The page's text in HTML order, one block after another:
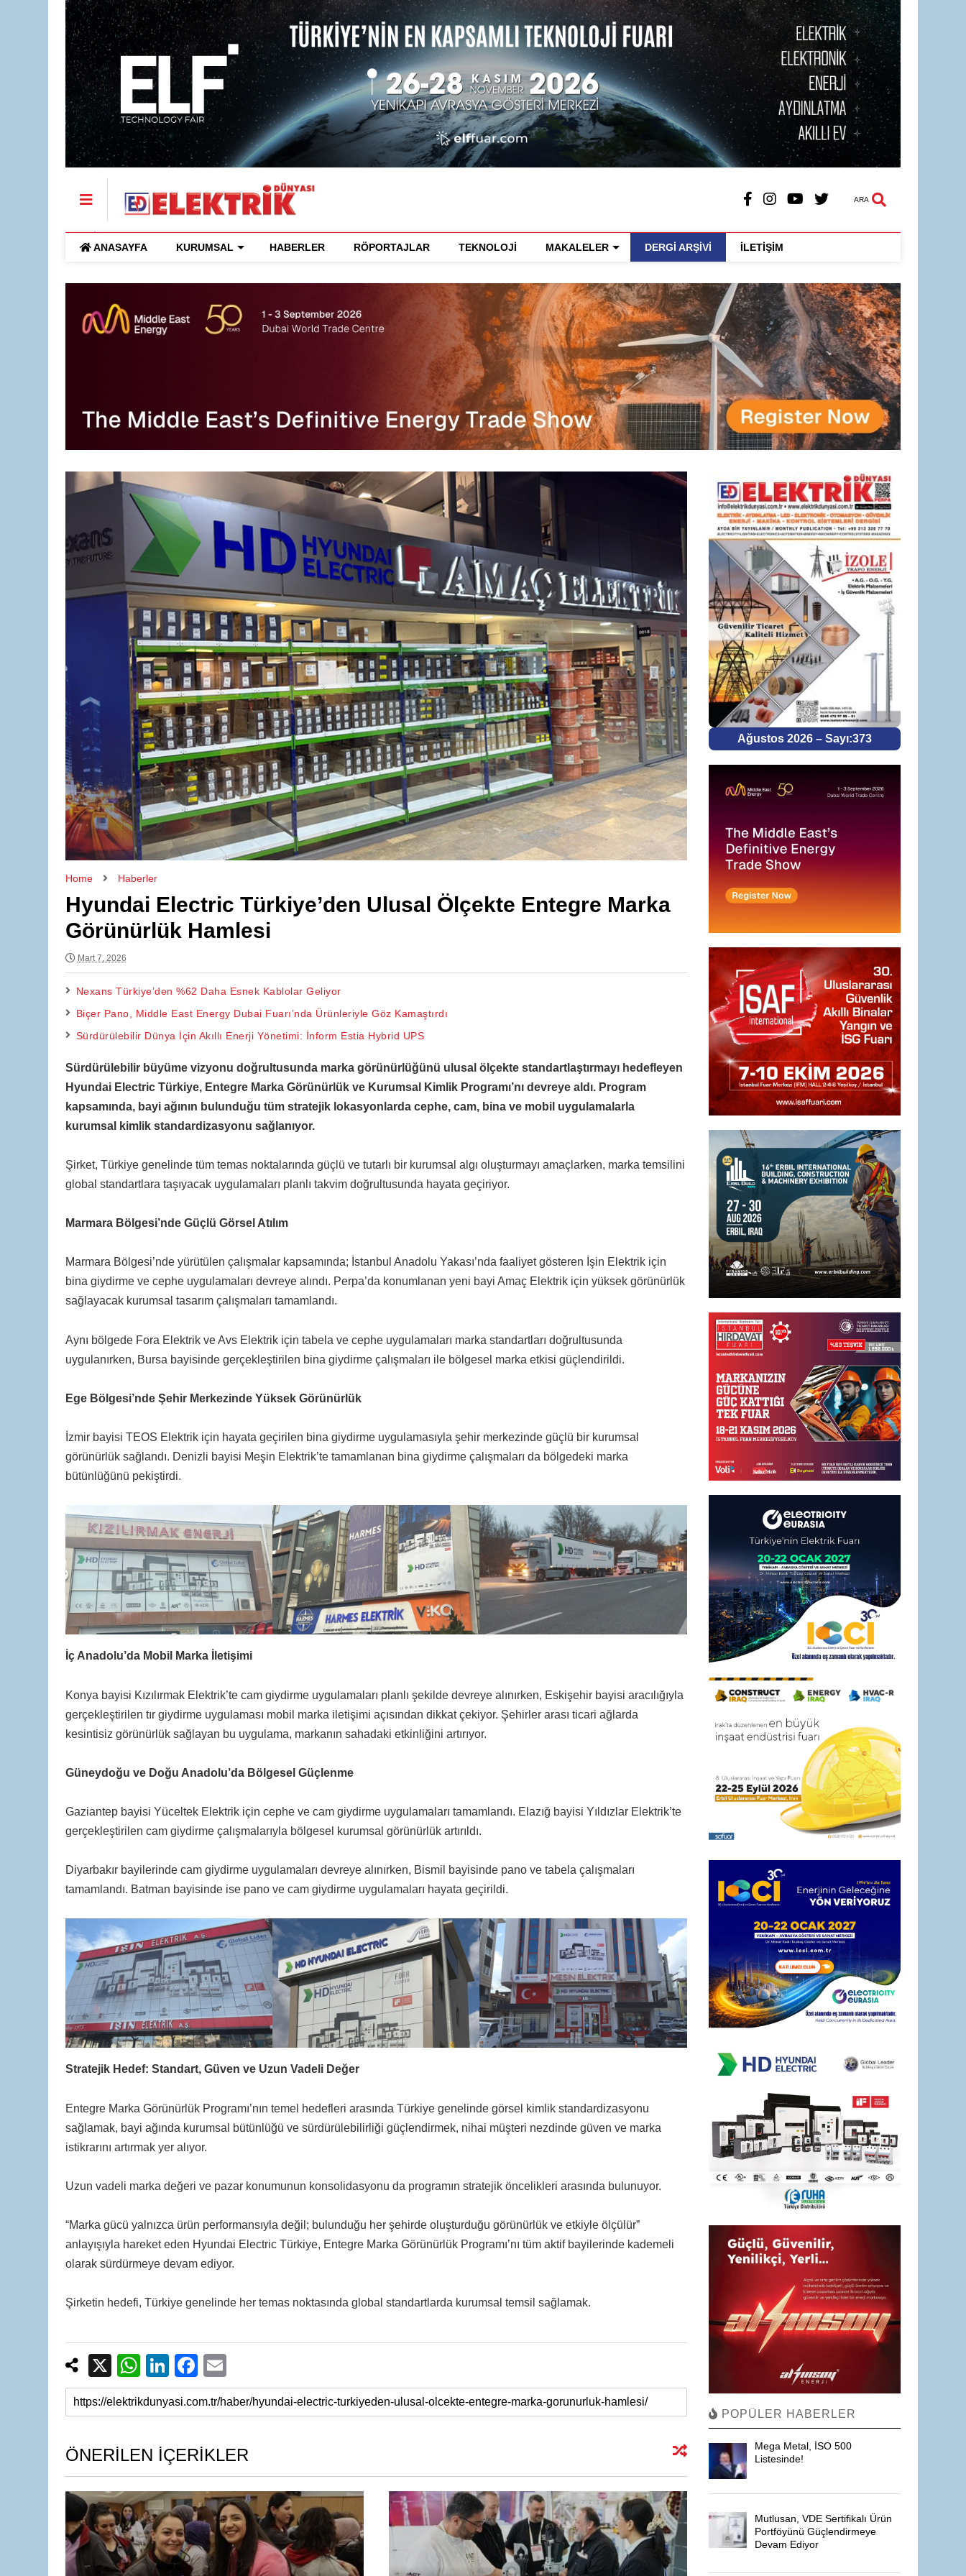
ARA
ANASAYFA KURUMSAL HABERLER RÖPORTAJLAR TEKNOLOJİ MAKALELER DERGİ ARŞİVİ İLETİŞİM
Home Haberler
Hyundai Electric Türkiye’den Ulusal Ölçekte Entegre Marka
Görünürlük Hamlesi
Mart 7, 2026
Nexans Türkiye’den %62 Daha Esnek Kablolar Geliyor
Biçer Pano, Middle East Energy Dubai Fuarı’nda Ürünleriyle Göz Kamaştırdı
Sürdürülebilir Dünya İçin Akıllı Enerji Yönetimi: İnform Estia Hybrid UPS
Sürdürülebilir büyüme vizyonu doğrultusunda marka görünürlüğünü ulusal ölçekte standartlaştırmayı hedefleyen
Hyundai Electric Türkiye, Entegre Marka Görünürlük ve Kurumsal Kimlik Programı’nı devreye aldı. Program
kapsamında, bayi ağının bulunduğu tüm stratejik lokasyonlarda cephe, cam, bina ve mobil uygulamalarla
kurumsal kimlik standardizasyonu sağlanıyor.
Şirket, Türkiye genelinde tüm temas noktalarında güçlü ve tutarlı bir kurumsal algı oluşturmayı amaçlarken, marka temsilini
global standartlara taşıyacak uygulamaları planlı takvim doğrultusunda hayata geçiriyor.
Marmara Bölgesi’nde Güçlü Görsel Atılım
Marmara Bölgesi’nde yürütülen çalışmalar kapsamında; İstanbul Anadolu Yakası’nda faaliyet gösteren İşin Elektrik için
bina giydirme ve cephe uygulamaları devreye alındı. Perpa’da konumlanan yeni bayi Amaç Elektrik için yüksek görünürlük
sağlayacak kurumsal tasarım çalışmaları tamamlandı.
Aynı bölgede Fora Elektrik ve Avs Elektrik için tabela ve cephe uygulamaları marka standartları doğrultusunda
uygulanırken, Bursa bayisinde gerçekleştirilen bina giydirme çalışmaları ile bölgesel marka etkisi güçlendirildi.
Ege Bölgesi’nde Şehir Merkezinde Yüksek Görünürlük
İzmir bayisi TEOS Elektrik için hayata geçirilen bina giydirme uygulamasıyla şehir merkezinde güçlü bir kurumsal
görünürlük sağlandı. Denizli bayisi Meşin Elektrik’te tamamlanan bina giydirme çalışmaları da bölgedeki marka
bütünlüğünü pekiştirdi.
İç Anadolu’da Mobil Marka İletişimi
Konya bayisi Kızılırmak Elektrik’te cam giydirme uygulamaları planlı şekilde devreye alınırken, Eskişehir bayisi aracılığıyla
gerçekleştirilen tır giydirme uygulaması mobil marka iletişimi açısından dikkat çekiyor. Şehirler arası ticari ağlarda
kesintisiz görünürlük sağlayan bu uygulama, markanın sahadaki etkinliğini artırıyor.
Güneydoğu ve Doğu Anadolu’da Bölgesel Güçlenme
Gaziantep bayisi Yüceltek Elektrik için cephe ve cam giydirme uygulamaları tamamlandı. Elazığ bayisi Yıldızlar Elektrik’te
gerçekleştirilen cam giydirme çalışmalarıyla bölgesel kurumsal görünürlük artırıldı.
Diyarbakır bayilerinde cam giydirme uygulamaları devreye alınırken, Bismil bayisinde pano ve tabela çalışmaları
tamamlandı. Batman bayisinde ise pano ve cam giydirme uygulamaları hayata geçirildi.
Stratejik Hedef: Standart, Güven ve Uzun Vadeli Değer
Entegre Marka Görünürlük Programı’nın temel hedefleri arasında Türkiye genelinde görsel kimlik standardizasyonu
sağlamak, bayi ağında kurumsal bütünlüğü ve sürdürülebilirliği güçlendirmek, nihai müşteri nezdinde güven ve marka
istikrarını artırmak yer alıyor.
Uzun vadeli marka değeri ve pazar konumunun konsolidasyonu da programın stratejik öncelikleri arasında bulunuyor.
“Marka gücü yalnızca ürün performansıyla değil; bulunduğu her şehirde oluşturduğu görünürlük ve etkiyle ölçülür”
anlayışıyla hareket eden Hyundai Electric Türkiye, Entegre Marka Görünürlük Programı’nı tüm aktif bayilerinde kademeli
olarak sürdürmeye devam ediyor.
Şirketin hedefi, Türkiye genelinde her temas noktasında global standartlarda kurumsal temsil sağlamak.
X
W
h
at
A
p
p
Li
n
k
dI
n
F
a
c
b
o
o
k
m
ail
ÖNERİLEN İÇERİKLER
Ağustos 2026 – Sayı:373
POPÜLER HABERLER
Mega Metal, İSO 500
Listesinde!
Mutlusan, VDE Sertifikalı Ürün
Portföyünü Güçlendirmeye
Devam Ediyor